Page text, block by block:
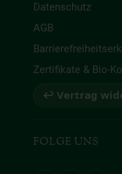
Datenschutz
AGB
Zertifikate & Bio-
↩ Vertrag
FOLGE UNS